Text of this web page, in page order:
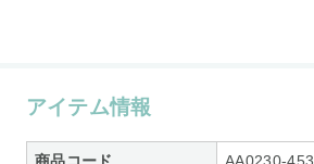
アイテム情報